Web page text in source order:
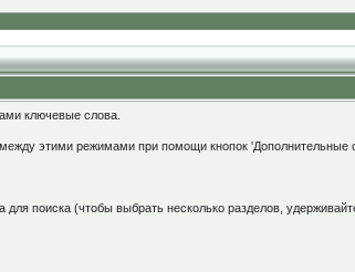
ключевые слова.
этими режимами при помощи кнопок 'Дополнительные
поиска (чтобы выбрать несколько разделов,